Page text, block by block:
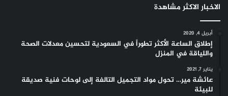
الاخبار الاكثر مشاهدة
أبريل 4, 2020
إطلاق الساعة الأكثر تطوراً في السعودية لتحسين معدلات الصحة
واللياقة في المنزل
يناير 7, 2021
عائشة مير… تحول مواد التجميل التالفة إلى لوحات فنية صديقة
للبيئة